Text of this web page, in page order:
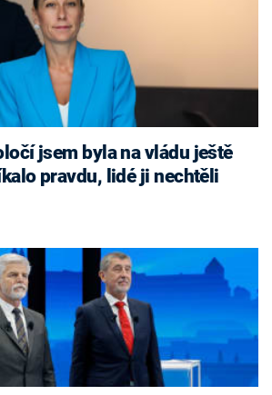
jsem byla na vládu ještě
pravdu, lidé ji nechtěli